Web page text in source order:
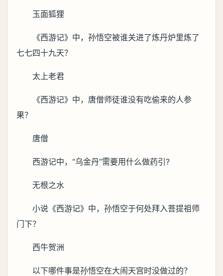
玉面狐狸
《西游记》中，孙悟空被谁关进了炼丹炉里炼了
七七四十九天？
太上老君
《西游记》中，唐僧师徒谁没有吃偷来的人参
果？
唐僧
西游记中，“乌金丹”需要用什么做药引?
无根之水
小说《西游记》中，孙悟空于何处拜入菩提祖师
门下？
西牛贺洲
以下哪件事是孙悟空在大闹天宫时没做过的？